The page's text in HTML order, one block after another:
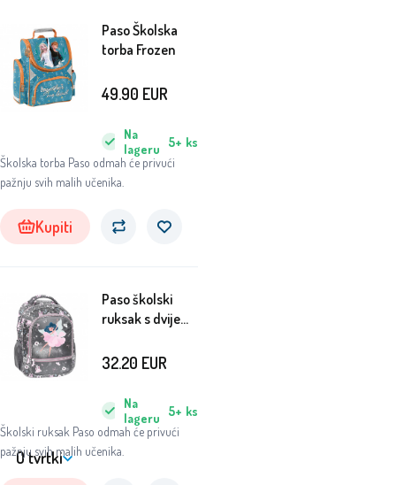
Paso Školska
torba Frozen
Školska torba Paso odmah će privući
pažnju svih malih učenika.
Na
lageru
5+ ks
49.90 EUR
Kupiti
Paso školski
ruksak s dvije
Školski ruksak Paso odmah će privući
pažnju svih malih učenika.
Na
lageru
5+ ks
32.20 EUR
O tvrtki